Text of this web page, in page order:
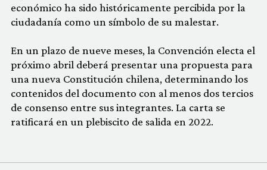
económico ha sido históricamente percibida por la
ciudadanía como un símbolo de su malestar.
En un plazo de nueve meses, la Convención electa el
próximo abril deberá presentar una propuesta para
una nueva Constitución chilena, determinando los
contenidos del documento con al menos dos tercios
de consenso entre sus integrantes. La carta se
ratificará en un plebiscito de salida en 2022.